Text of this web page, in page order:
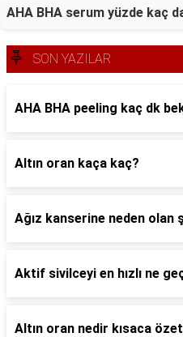
AHA BHA serum yüzde kaç
SON YAZILAR
AHA BHA peeling kaç dk
Altın oran kaça kaç?
Ağız kanserine neden olan
Aktif sivilceyi en hızlı ne
Altın oran nedir kısaca